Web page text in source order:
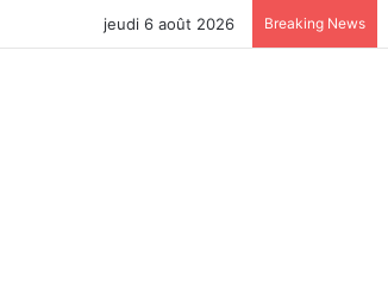
jeudi 6 août 2026 Breaking News